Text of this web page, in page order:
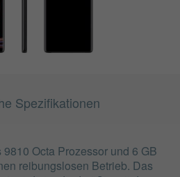
Spezifikationen
Octa Prozessor und 6 GB
reibungslosen Betrieb. Das